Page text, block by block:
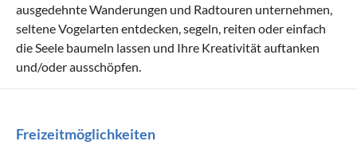
ausgedehnte Wanderungen und Radtouren unternehmen,
seltene Vogelarten entdecken, segeln, reiten oder einfach
die Seele baumeln lassen und Ihre Kreativität auftanken
und/oder ausschöpfen.
Freizeitmöglichkeiten